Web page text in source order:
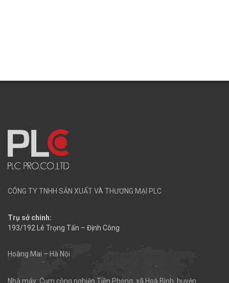
CÔNG TY TNHH SẢN XUẤT VÀ THƯƠNG MẠI PLC
Trụ sở chính:
193/192 Lê Trọng Tấn – Định Công
Hoàng Mai – Hà Nội
Nhà máy: Cụm công nghiệp Tiền Phong, xã Hoà Bình, huyện